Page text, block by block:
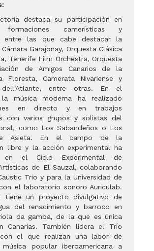
destaca su participación en
formaciones camerísticas y
entre las que cabe destacar la
Garajonay, Orquesta Clásica
Tenerife Film Orchestra, Orquesta
de Amigos Canarios de la
Floresta, Camerata Nivariense y
dell'Atlante, entre otras. En el
música moderna ha realizado
en directo y en trabajos
con varios grupos y solistas del
como Los Sabandeños o Los
Asieta. En el campo de la
libre y la acción experimental ha
en el Ciclo Experimental de
de El Sauzal, colaborando
Trio y para la Universidad de
el laboratorio sonoro Auriculab.
tiene un proyecto divulgativo de
del renacimiento y barroco en
da gamba, de la que es única
Canarias. También lidera el Trío
con el que realizan una labor de
popular iberoamericana a